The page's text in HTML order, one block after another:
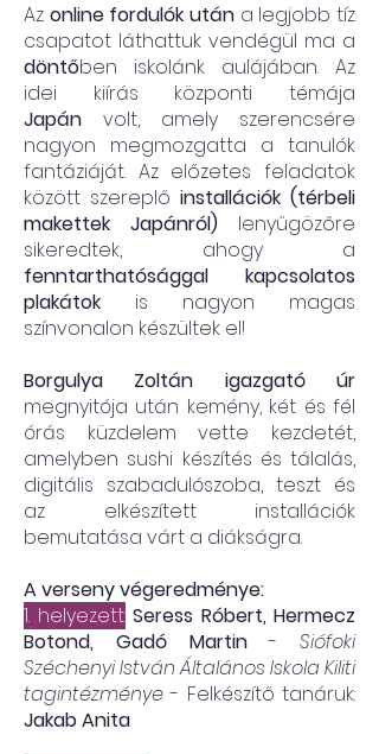
Az online fordulók után a legjobb tíz
csapatot láthattuk vendégül ma a
döntőben iskolánk aulájában. Az
idei kiírás központi témája
Japán volt, amely szerencsére
nagyon megmozgatta a tanulók
fantáziáját. Az előzetes feladatok
között szereplő installációk (térbeli
makettek Japánról) lenyűgözőre
sikeredtek, ahogy a
fenntarthatósággal kapcsolatos
plakátok is nagyon magas
színvonalon készültek el!
Borgulya Zoltán igazgató úr
megnyitója után kemény, két és fél
órás küzdelem vette kezdetét,
amelyben sushi készítés és tálalás,
digitális szabadulószoba, teszt és
az elkészített installációk
bemutatása várt a diákságra.
A verseny végeredménye:
1. helyezett: Seress Róbert, Hermecz
Botond, Gadó Martin- Siófoki
Széchenyi István Általános Iskola Kiliti
tagintézménye - Felkészítő tanáruk:
Jakab Anita